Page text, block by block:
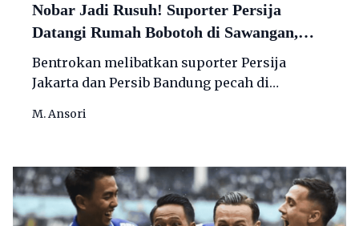
Nobar Jadi Rusuh! Suporter Persija
Datangi Rumah Bobotoh di Sawangan,
Bentrok Dipicu Petasan Saat Persib
Unggul
Bentrokan melibatkan suporter Persija
Jakarta dan Persib Bandung pecah di
pada Minggu (11/1/2026) sore.
M. Ansori